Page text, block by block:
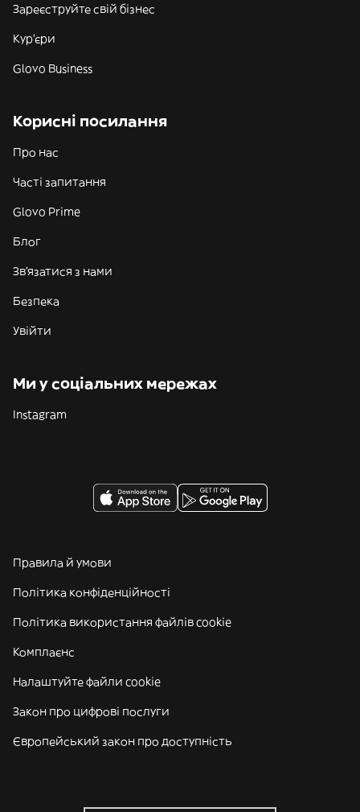
Зареєструйте свій бізнес
Кур'єри
Glovo Business
Корисні посилання
Про нас
Часті запитання
Glovo Prime
Блог
Зв'язатися з нами
Безпека
Увійти
Ми у соціальних мережах
Instagram
Правила й умови
Політика конфіденційності
Політика використання файлів cookie
Комплаєнс
Налаштуйте файли cookie
Закон про цифрові послуги
Європейський закон про доступність